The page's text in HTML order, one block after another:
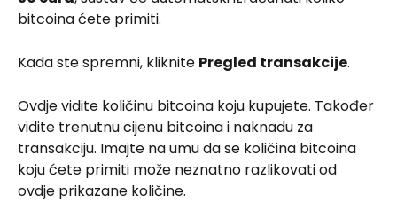
bitcoina ćete primiti.
Kada ste spremni, kliknite Pregled transakcije.
Ovdje vidite količinu bitcoina koju kupujete. Također
vidite trenutnu cijenu bitcoina i naknadu za
transakciju. Imajte na umu da se količina bitcoina
koju ćete primiti može neznatno razlikovati od
ovdje prikazane količine.